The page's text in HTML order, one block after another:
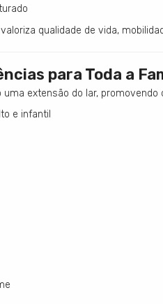
qualidade de vida,
para Toda a
uma extensão do lar,
e infantil